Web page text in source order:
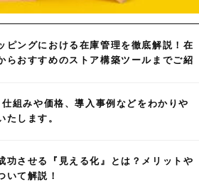
ピングにおける在庫管理を徹底解説！在
らおすすめのストア構築ツールまでご紹
組みや価格、導入事例などをわかりや
たします。
功させる『見える化』とは？メリットや
いて解説！